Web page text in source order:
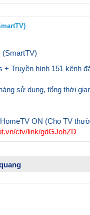
+ Truyền hình 151 kênh
sử dụng, tổng thời
ON (Cho TV
ctv/link/gdGJohZD